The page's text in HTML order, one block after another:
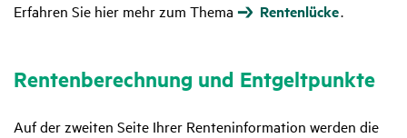
Erfahren Sie hier mehr zum Thema
Rentenlücke.
Renten­be­rech­nung und Entgelt­punkte
Auf der zweiten Seite Ihrer Renteninformation werden die